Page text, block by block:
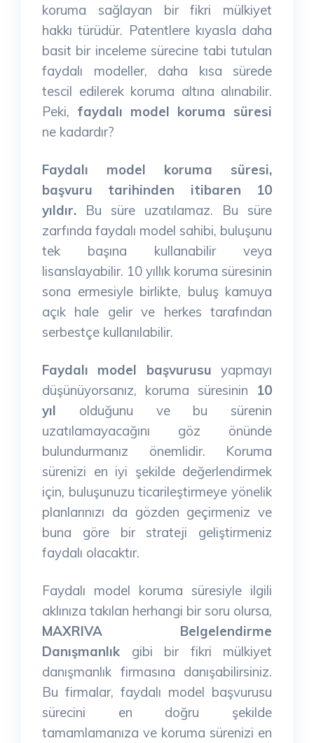
koruma sağlayan bir fikri mülkiyet
hakkı türüdür. Patentlere kıyasla daha
basit bir inceleme sürecine tabi tutulan
faydalı modeller, daha kısa sürede
tescil edilerek koruma altına alınabilir.
Peki, faydalı model koruma süresi
ne kadardır?
Faydalı model koruma süresi,
başvuru tarihinden itibaren 10
yıldır. Bu süre uzatılamaz. Bu süre
zarfında faydalı model sahibi, buluşunu
tek başına kullanabilir veya
lisanslayabilir. 10 yıllık koruma süresinin
sona ermesiyle birlikte, buluş kamuya
açık hale gelir ve herkes tarafından
serbestçe kullanılabilir.
Faydalı model başvurusu yapmayı
düşünüyorsanız, koruma süresinin 10
yıl olduğunu ve bu sürenin
uzatılamayacağını göz önünde
bulundurmanız önemlidir. Koruma
sürenizi en iyi şekilde değerlendirmek
için, buluşunuzu ticarileştirmeye yönelik
planlarınızı da gözden geçirmeniz ve
buna göre bir strateji geliştirmeniz
faydalı olacaktır.
Faydalı model koruma süresiyle ilgili
aklınıza takılan herhangi bir soru olursa,
MAXRIVA Belgelendirme
Danışmanlık gibi bir fikri mülkiyet
danışmanlık firmasına danışabilirsiniz.
Bu firmalar, faydalı model başvurusu
sürecini en doğru şekilde
tamamlamanıza ve koruma sürenizi en